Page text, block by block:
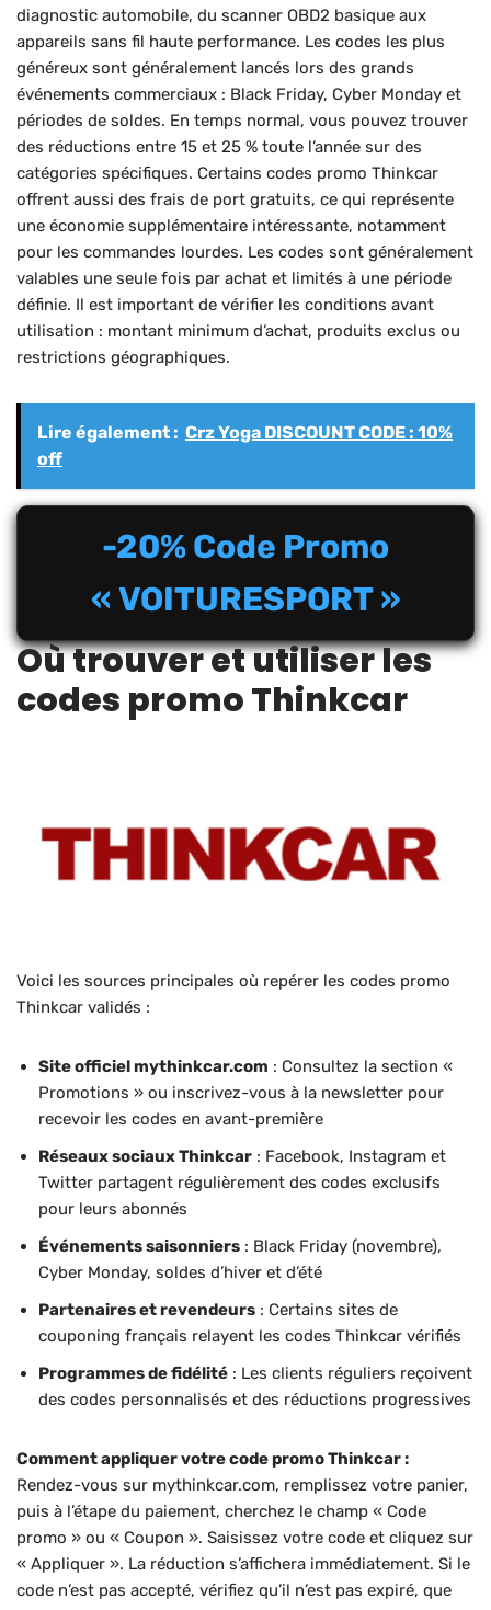
diagnostic automobile, du scanner OBD2 basique aux
appareils sans fil haute performance. Les codes les plus
généreux sont généralement lancés lors des grands
événements commerciaux : Black Friday, Cyber Monday et
périodes de soldes. En temps normal, vous pouvez trouver
des réductions entre 15 et 25 % toute l’année sur des
catégories spécifiques. Certains codes promo Thinkcar
offrent aussi des frais de port gratuits, ce qui représente
une économie supplémentaire intéressante, notamment
pour les commandes lourdes. Les codes sont généralement
valables une seule fois par achat et limités à une période
définie. Il est important de vérifier les conditions avant
utilisation : montant minimum d’achat, produits exclus ou
restrictions géographiques.
Lire également : Crz Yoga DISCOUNT CODE : 10%
off
-20% Code Promo
« VOITURESPORT »
Où trouver et utiliser les
codes promo Thinkcar
Voici les sources principales où repérer les codes promo
Thinkcar validés :
Site officiel mythinkcar.com : Consultez la section «
Promotions » ou inscrivez-vous à la newsletter pour
recevoir les codes en avant-première
Réseaux sociaux Thinkcar : Facebook, Instagram et
Twitter partagent régulièrement des codes exclusifs
pour leurs abonnés
Événements saisonniers : Black Friday (novembre),
Cyber Monday, soldes d’hiver et d’été
Partenaires et revendeurs : Certains sites de
couponing français relayent les codes Thinkcar vérifiés
Programmes de fidélité : Les clients réguliers reçoivent
des codes personnalisés et des réductions progressives
Comment appliquer votre code promo Thinkcar :
Rendez-vous sur mythinkcar.com, remplissez votre panier,
puis à l’étape du paiement, cherchez le champ « Code
promo » ou « Coupon ». Saisissez votre code et cliquez sur
« Appliquer ». La réduction s’affichera immédiatement. Si le
code n’est pas accepté, vérifiez qu’il n’est pas expiré, que